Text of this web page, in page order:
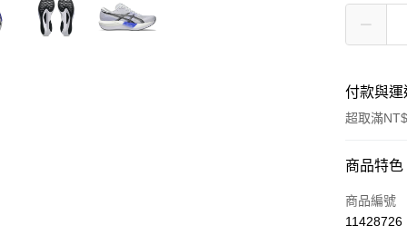
付款與運
超取滿
付款方式
信用卡一次
商品特色
商品編號
11428726